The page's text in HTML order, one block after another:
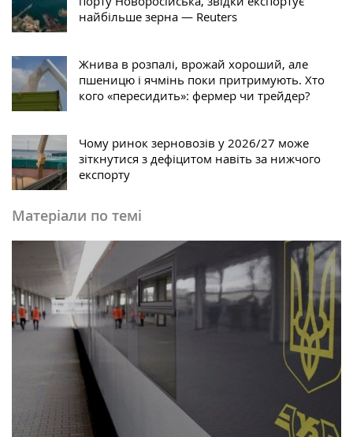
найбільше зерна — Reuters
Жнива в розпалі, врожай хороший, але
пшеницю і ячмінь поки притримують. Хто
кого «пересидить»: фермер чи трейдер?
Чому ринок зерновозів у 2026/27 може
зіткнутися з дефіцитом навіть за нижчого
експорту
Матеріали по темі